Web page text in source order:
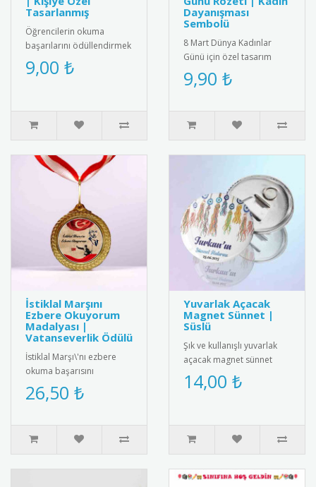
Tasarlanmış
Öğrencilerin okuma
başarılarını ödüllendirmek
için özel tasarlanmış kitap
kurdu belgeleri. Kişiye öz..
9,00 ₺
Dayanışması
Sembolü
8 Mart Dünya Kadınlar
Günü için özel tasarım
rozet. Kadın dayanışmasını
ve eşitliği simgeleyen şık
9,90 ₺
İstiklal Marşını
Ezbere Okuyorum
Madalyası |
Vatanseverlik Ödülü
İstiklal Marşı\'nı ezbere
okuma başarısını
ödüllendiren özel tasarım
madalya. Milli
26,50 ₺
Yuvarlak Açacak
Magnet Sünnet |
Süslü
Şık ve kullanışlı yuvarlak
açacak magnet sünnet
hediyesi. Yüksek kaliteli
mıknatıs ve paslanmaz
14,00 ₺